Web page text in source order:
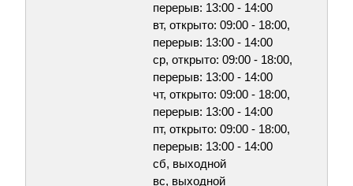
перерыв: 13:00 - 14:00
вт, открыто: 09:00 - 18:00,
перерыв: 13:00 - 14:00
ср, открыто: 09:00 - 18:00,
перерыв: 13:00 - 14:00
чт, открыто: 09:00 - 18:00,
перерыв: 13:00 - 14:00
пт, открыто: 09:00 - 18:00,
перерыв: 13:00 - 14:00
сб, выходной
вс, выходной